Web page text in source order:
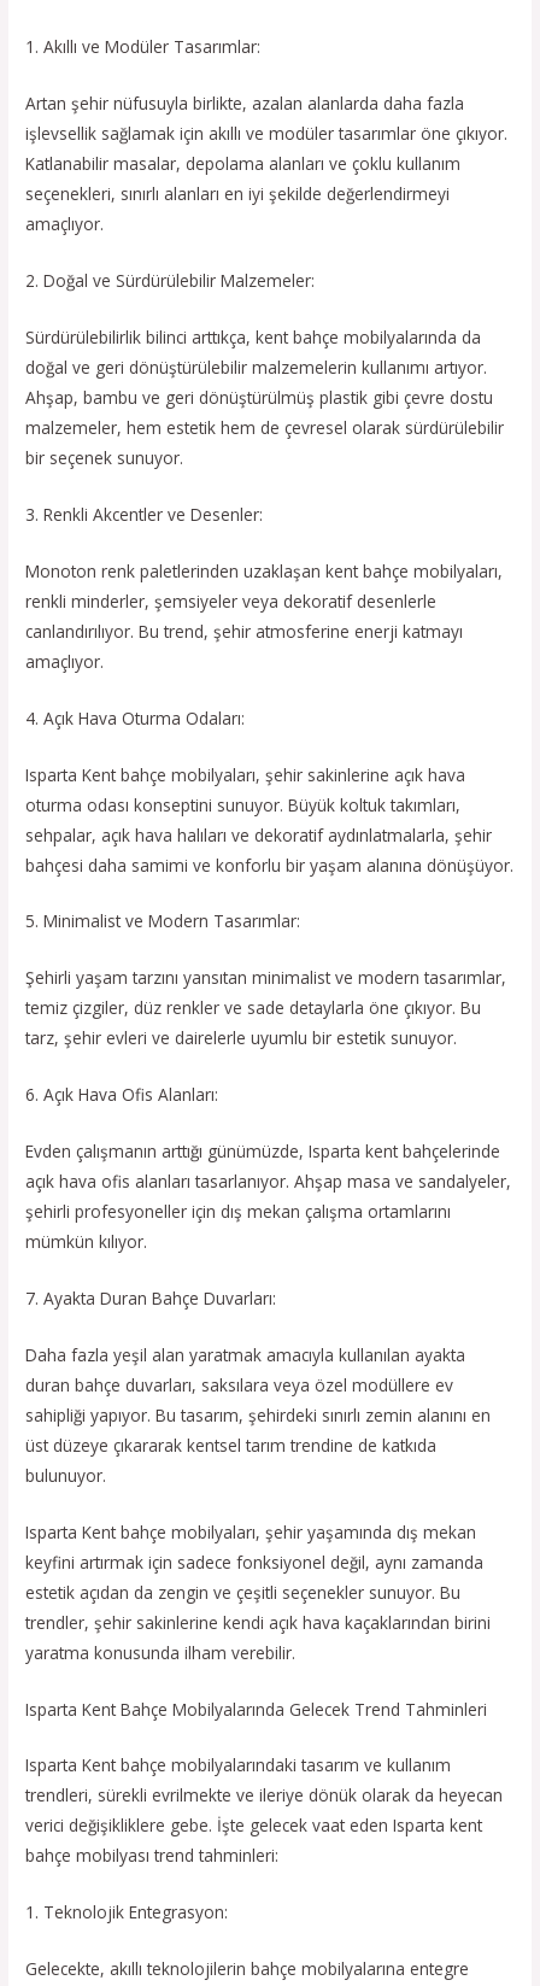
1. Akıllı ve Modüler Tasarımlar:
Artan şehir nüfusuyla birlikte, azalan alanlarda daha fazla
işlevsellik sağlamak için akıllı ve modüler tasarımlar öne çıkıyor.
Katlanabilir masalar, depolama alanları ve çoklu kullanım
seçenekleri, sınırlı alanları en iyi şekilde değerlendirmeyi
amaçlıyor.
2. Doğal ve Sürdürülebilir Malzemeler:
Sürdürülebilirlik bilinci arttıkça, kent bahçe mobilyalarında da
doğal ve geri dönüştürülebilir malzemelerin kullanımı artıyor.
Ahşap, bambu ve geri dönüştürülmüş plastik gibi çevre dostu
malzemeler, hem estetik hem de çevresel olarak sürdürülebilir
bir seçenek sunuyor.
3. Renkli Akcentler ve Desenler:
Monoton renk paletlerinden uzaklaşan kent bahçe mobilyaları,
renkli minderler, şemsiyeler veya dekoratif desenlerle
canlandırılıyor. Bu trend, şehir atmosferine enerji katmayı
amaçlıyor.
4. Açık Hava Oturma Odaları:
Isparta Kent bahçe mobilyaları, şehir sakinlerine açık hava
oturma odası konseptini sunuyor. Büyük koltuk takımları,
sehpalar, açık hava halıları ve dekoratif aydınlatmalarla, şehir
bahçesi daha samimi ve konforlu bir yaşam alanına dönüşüyor.
5. Minimalist ve Modern Tasarımlar:
Şehirli yaşam tarzını yansıtan minimalist ve modern tasarımlar,
temiz çizgiler, düz renkler ve sade detaylarla öne çıkıyor. Bu
tarz, şehir evleri ve dairelerle uyumlu bir estetik sunuyor.
6. Açık Hava Ofis Alanları:
Evden çalışmanın arttığı günümüzde, Isparta kent bahçelerinde
açık hava ofis alanları tasarlanıyor. Ahşap masa ve sandalyeler,
şehirli profesyoneller için dış mekan çalışma ortamlarını
mümkün kılıyor.
7. Ayakta Duran Bahçe Duvarları:
Daha fazla yeşil alan yaratmak amacıyla kullanılan ayakta
duran bahçe duvarları, saksılara veya özel modüllere ev
sahipliği yapıyor. Bu tasarım, şehirdeki sınırlı zemin alanını en
üst düzeye çıkararak kentsel tarım trendine de katkıda
bulunuyor.
Isparta Kent bahçe mobilyaları, şehir yaşamında dış mekan
keyfini artırmak için sadece fonksiyonel değil, aynı zamanda
estetik açıdan da zengin ve çeşitli seçenekler sunuyor. Bu
trendler, şehir sakinlerine kendi açık hava kaçaklarından birini
yaratma konusunda ilham verebilir.
Isparta Kent Bahçe Mobilyalarında Gelecek Trend Tahminleri
Isparta Kent bahçe mobilyalarındaki tasarım ve kullanım
trendleri, sürekli evrilmekte ve ileriye dönük olarak da heyecan
verici değişikliklere gebe. İşte gelecek vaat eden Isparta kent
bahçe mobilyası trend tahminleri:
1. Teknolojik Entegrasyon:
Gelecekte, akıllı teknolojilerin bahçe mobilyalarına entegre